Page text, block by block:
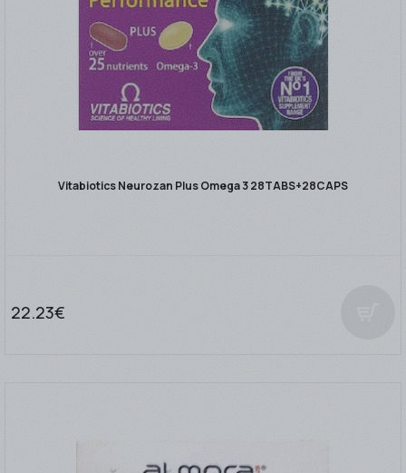
Vitabiotics Neurozan Plus Omega 3 28TABS+28CAPS
22.23€